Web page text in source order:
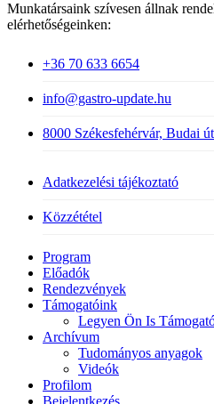
Munkatársaink szívesen állnak
elérhetőségeinken:
+36 70 633 6654
info@gastro-update.hu
8000 Székesfehérvár, Budai
Adatkezelési tájékoztató
Közzététel
Close
Menu
Program
Előadók
Rendezvények
Támogatóink
Legyen Ön Is
Archívum
Tudományos anyagok
Videók
Profilom